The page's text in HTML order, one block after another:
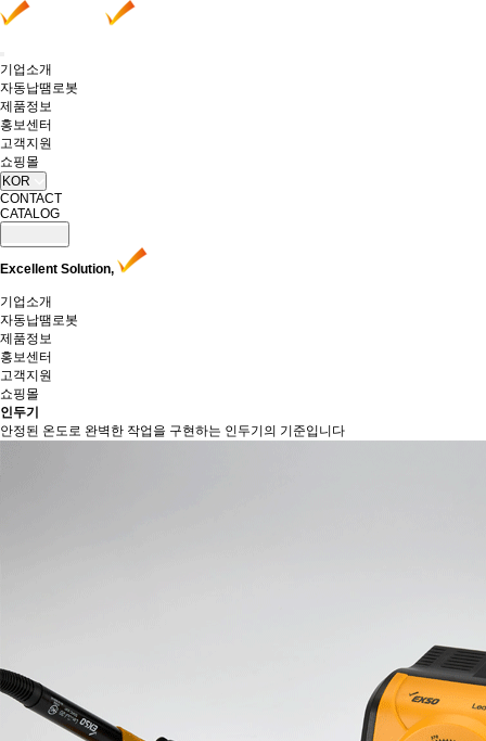
기업소개
자동납땜로봇
제품정보
홍보센터
고객지원
쇼핑몰
KOR
CONTACT
CATALOG
Excellent Solution,
기업소개
자동납땜로봇
제품정보
홍보센터
고객지원
쇼핑몰
인두기
안정된 온도로 완벽한 작업을 구현하는 인두기의 기준입니다